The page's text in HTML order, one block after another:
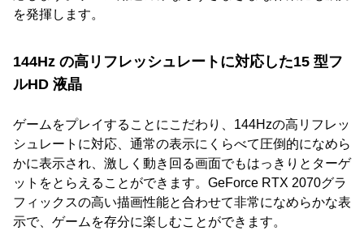
を発揮します。
144Hz の高リフレッシュレートに対応した15 型フ
ルHD 液晶
ゲームをプレイすることにこだわり、144Hzの高リフレッ
シュレートに対応、通常の表示にくらべて圧倒的になめら
かに表示され、激しく動き回る画面でもはっきりとターゲ
ットをとらえることができます。GeForce RTX 2070グラ
フィックスの高い描画性能と合わせて非常になめらかな表
示で、ゲームを存分に楽しむことができます。